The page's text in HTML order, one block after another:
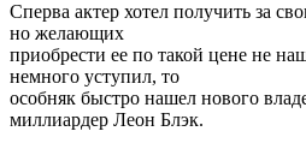
Сперва актер хотел получить за
но желающих
приобрести ее по такой цене не
немного уступил, то
особняк быстро нашел нового
миллиардер Леон Блэк.